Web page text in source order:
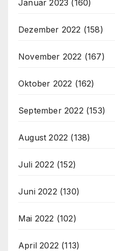
Januar 2023 (160)
Dezember 2022 (158)
November 2022 (167)
Oktober 2022 (162)
September 2022 (153)
August 2022 (138)
Juli 2022 (152)
Juni 2022 (130)
Mai 2022 (102)
April 2022 (113)